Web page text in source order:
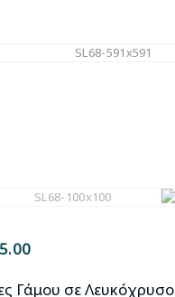
Γάμου σε Λευκόχρυσο